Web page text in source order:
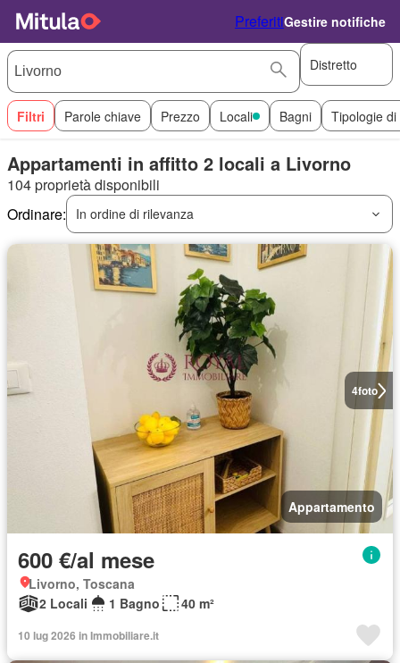
PreferitiGestire notifiche
Distretto
Filtri Parole chiave Prezzo Locali Bagni Tipologie
Appartamenti in affitto 2 locali a Livorno
104 proprietà disponibili
Ordinare:
In ordine di rilevanza
4foto
Appartamento
600 €/al mese
Livorno, Toscana
2 Locali
1 Bagno 40 m²
10 lug 2026 in Immobiliare.it